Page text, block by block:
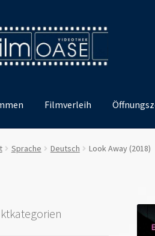
Filmverleih
Sprache Deutsch Look Away (2018)